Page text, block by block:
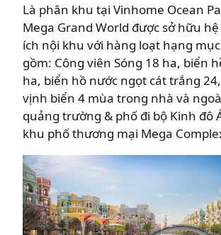
Là phân khu tại Vinhome Ocean
Mega Grand World được sở hữu
ích nội khu với hàng loạt hạng
gồm: Công viên Sóng 18 ha, biển
ha, biển hồ nước ngọt cát trắng
vịnh biển 4 mùa trong nhà và
quảng trường & phố đi bộ Kinh đô
khu phố thương mại Mega